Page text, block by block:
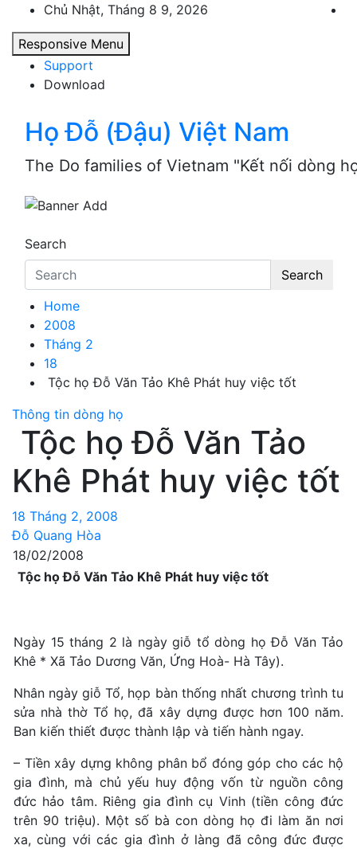
content
Chủ Nhật, Tháng 8 9, 2026
Responsive Menu
Support
Download
Họ Đỗ (Đậu) Việt Nam
The Do families of Vietnam "Kết nối dòng
Search
Search
Home
2008
Tháng 2
18
Tộc họ Đỗ Văn Tảo Khê Phát huy việc tốt
Thông tin dòng họ
Tộc họ Đỗ Văn Tảo
Khê Phát huy việc tốt
18 Tháng 2, 2008
Đỗ Quang Hòa
18/02/2008
Tộc họ Đỗ Văn Tảo Khê Phát huy việc tốt
Ngày 15 tháng 2 là ngày giỗ tổ dòng họ Đỗ Văn Tảo
Khê * Xã Tảo Dương Văn, Ứng Hoà- Hà Tây).
Nhân ngày giỗ Tổ, họp bàn thống nhất chương trình tu
sửa nhà thờ Tổ họ, đã xây dựng được hơn 100 năm.
Ban kiến thiết được thành lập và tiến hành ngay.
– Tiền xây dựng không phân bổ đóng góp cho các hộ
gia đình, mà chủ yếu huy động vốn từ nguồn công
đức hảo tâm. Riêng gia đình cụ Vinh (tiền công đức
trên 90 triệu). Một số bà con dòng họ đi làm ăn nơi
xa, cùng với các gia đình ở làng đã công đức được